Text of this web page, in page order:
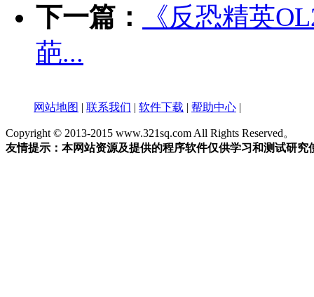
下一篇：
《反恐精英
葩...
网站地图 | 联系我们 | 软件下载 | 帮助中心 |
Copyright © 2013-2015 www.321sq.com All Rights Reserved。
友情提示：本网站资源及提供的程序软件仅供学习和测试研